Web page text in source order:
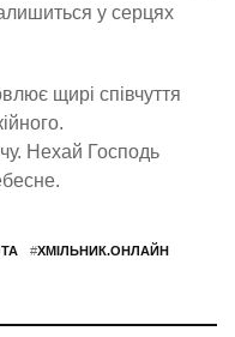
у серцях
щирі співчуття
Нехай Господь
#ХМІЛЬНИК.ОНЛАЙН